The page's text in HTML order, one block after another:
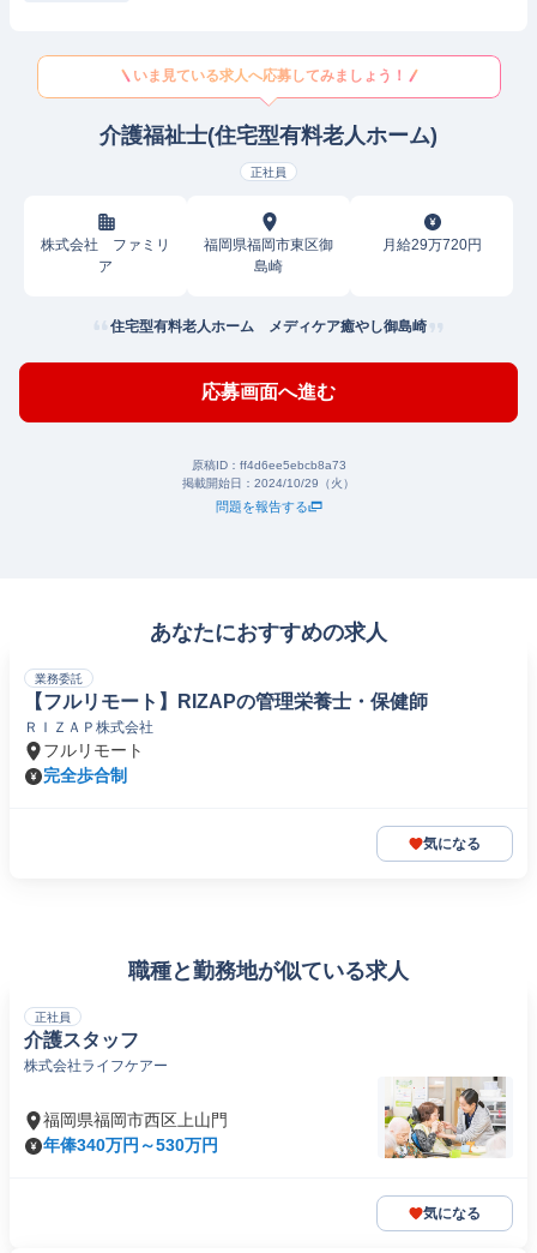
いま見ている求人へ応募してみましょう！
介護福祉士(住宅型有料老人ホーム)
正社員
株式会社 ファミリ
ア
福岡県福岡市東区御
島崎
月給29万720円
住宅型有料老人ホーム メディケア癒やし御島崎
応募画面へ進む
原稿ID： ff4d6ee5ebcb8a73
掲載開始日： 2024/10/29（火）
問題を報告する
あなたにおすすめの求人
業務委託
【フルリモート】RIZAPの管理栄養士・保健師
ＲＩＺＡＰ株式会社
フルリモート
完全歩合制
気になる
職種と勤務地が似ている求人
正社員
介護スタッフ
株式会社ライフケアー
福岡県福岡市西区上山門
年俸340万円～530万円
気になる